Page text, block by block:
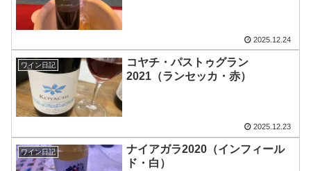
2025.12.24
ワイン日記
コヤチ・パストゥグラン
2021（ランセッカ・赤）
2025.12.23
ワイン日記
ナイアガラ2020（インフィール
ド・白）